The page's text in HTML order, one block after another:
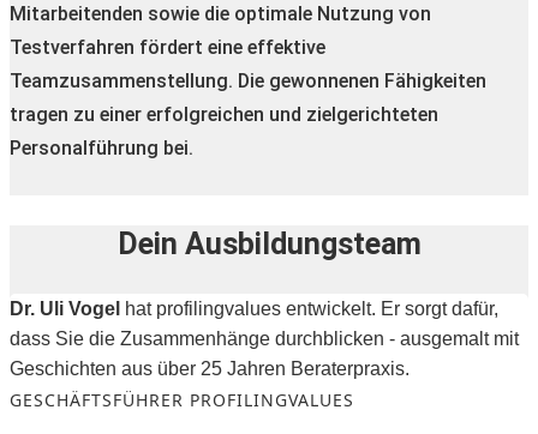
Mitarbeitenden sowie die optimale Nutzung von
Testverfahren fördert eine effektive
Teamzusammenstellung. Die gewonnenen Fähigkeiten
tragen zu einer erfolgreichen und zielgerichteten
Personalführung bei.
Dein Ausbildungsteam
Dr. Uli Vogel hat profilingvalues entwickelt. Er sorgt dafür,
dass Sie die Zusammenhänge durchblicken - ausgemalt mit
Geschichten aus über 25 Jahren Beraterpraxis.
GESCHÄFTSFÜHRER PROFILINGVALUES